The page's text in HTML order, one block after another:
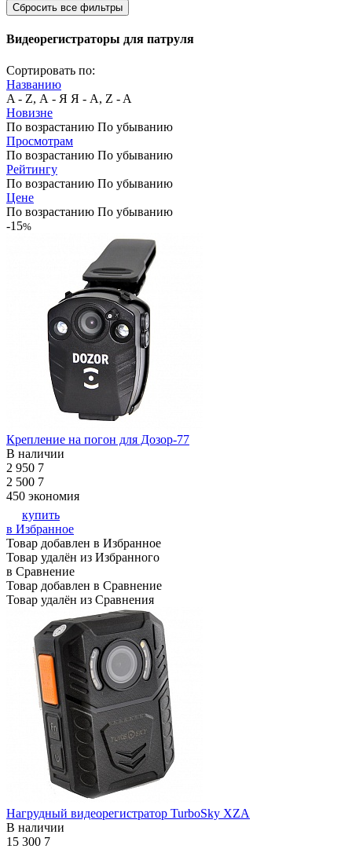
Сбросить все фильтры
Видеорегистраторы для патруля
Сортировать по:
Названию
A - Z, А - Я Я - А, Z - A
Новизне
По возрастанию По убыванию
Просмотрам
По возрастанию По убыванию
Рейтингу
По возрастанию По убыванию
Цене
По возрастанию По убыванию
-15%
Крепление на погон для Дозор-77
В наличии
2 950 7
2 500 7
450 экономия
купить
в Избранное
Товар добавлен в Избранное
Товар удалён из Избранного
в Сравнение
Товар добавлен в Сравнение
Товар удалён из Сравнения
Нагрудный видеорегистратор TurboSky XZA
В наличии
15 300 7